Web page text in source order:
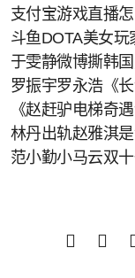
支付宝游戏直播
斗鱼DOTA美女
于雯静微博撕韩
罗振宇罗永浩《
《赵赶驴电梯奇
林丹出轨赵雅淇
范小勤小马云双